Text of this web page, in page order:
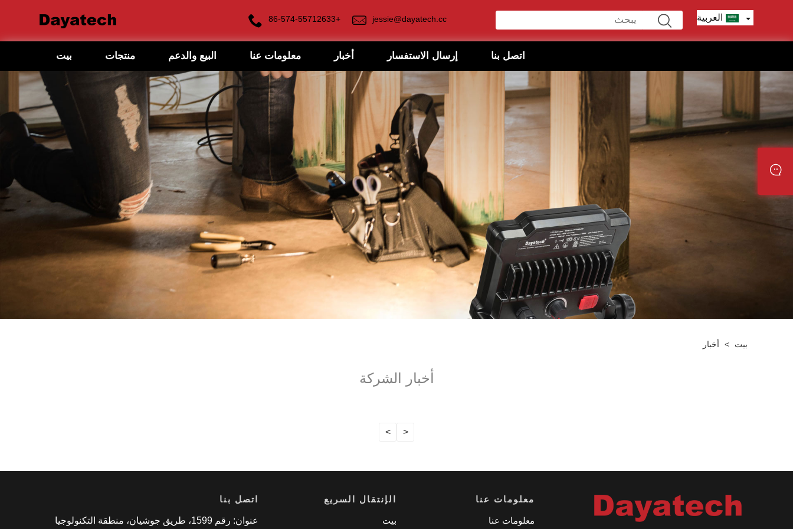
+86-574-55712633 jessie@dayatech.cc العربية
بيت منتجات البيع والدعم معلومات عنا أخبار إرسال الاستفسار اتصل بنا
بيت > أخبار
أخبار الشركة
<
>
معلومات عنا
معلومات عنا
الإنتقال السريع
بيت
اتصل بنا
عنوان: رقم 1599، طريق جوشيان، منطقة التكنولوجيا